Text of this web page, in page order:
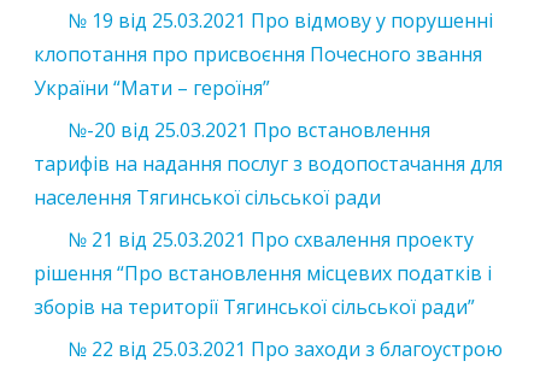
№ 19 від 25.03.2021 Про відмову у порушенні
клопотання про присвоєння Почесного звання
України “Мати – героїня”
№-20 від 25.03.2021 Про встановлення
тарифів на надання послуг з водопостачання для
населення Тягинської сільської ради
№ 21 від 25.03.2021 Про схвалення проекту
рішення “Про встановлення місцевих податків і
зборів на території Тягинської сільської ради”
№ 22 від 25.03.2021 Про заходи з благоустрою